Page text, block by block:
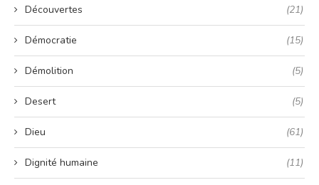
Découvertes (21)
Démocratie (15)
Démolition (5)
Desert (5)
Dieu (61)
Dignité humaine (11)